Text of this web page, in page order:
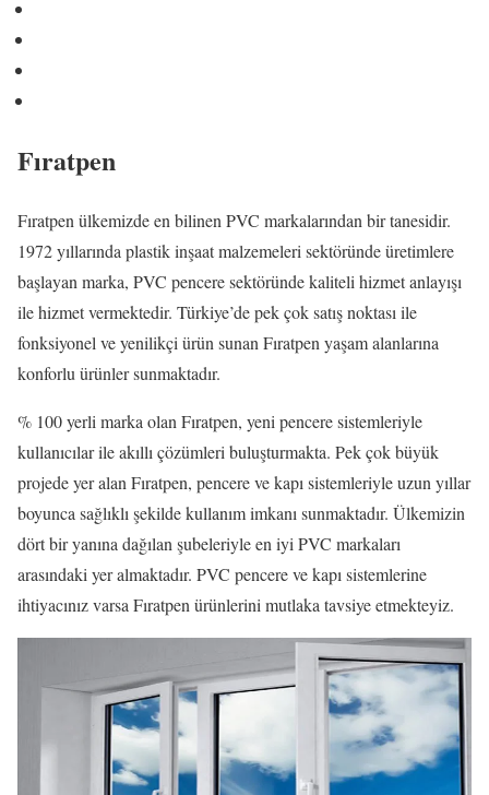
Fıratpen
Fıratpen ülkemizde en bilinen PVC markalarından bir tanesidir.
1972 yıllarında plastik inşaat malzemeleri sektöründe üretimlere
başlayan marka, PVC pencere sektöründe kaliteli hizmet anlayışı
ile hizmet vermektedir. Türkiye’de pek çok satış noktası ile
fonksiyonel ve yenilikçi ürün sunan Fıratpen yaşam alanlarına
konforlu ürünler sunmaktadır.
% 100 yerli marka olan Fıratpen, yeni pencere sistemleriyle
kullanıcılar ile akıllı çözümleri buluşturmakta. Pek çok büyük
projede yer alan Fıratpen, pencere ve kapı sistemleriyle uzun yıllar
boyunca sağlıklı şekilde kullanım imkanı sunmaktadır. Ülkemizin
dört bir yanına dağılan şubeleriyle en iyi PVC markaları
arasındaki yer almaktadır. PVC pencere ve kapı sistemlerine
ihtiyacınız varsa Fıratpen ürünlerini mutlaka tavsiye etmekteyiz.